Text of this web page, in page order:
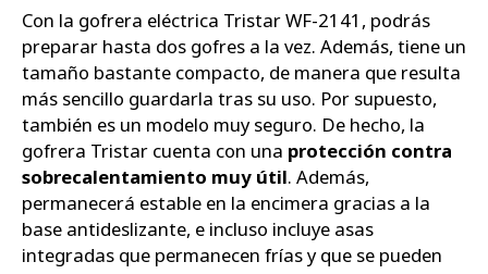
Con la gofrera eléctrica Tristar WF-2141, podrás
preparar hasta dos gofres a la vez. Además, tiene un
tamaño bastante compacto, de manera que resulta
más sencillo guardarla tras su uso. Por supuesto,
también es un modelo muy seguro. De hecho, la
gofrera Tristar cuenta con una protección contra
sobrecalentamiento muy útil. Además,
permanecerá estable en la encimera gracias a la
base antideslizante, e incluso incluye asas
integradas que permanecen frías y que se pueden